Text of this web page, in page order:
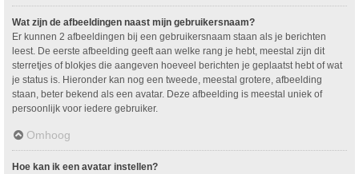
Wat zijn de afbeeldingen naast mijn gebruikersnaam?
Er kunnen 2 afbeeldingen bij een gebruikersnaam staan als je berichten
leest. De eerste afbeelding geeft aan welke rang je hebt, meestal zijn dit
sterretjes of blokjes die aangeven hoeveel berichten je geplaatst hebt of wat
je status is. Hieronder kan nog een tweede, meestal grotere, afbeelding
staan, beter bekend als een avatar. Deze afbeelding is meestal uniek of
persoonlijk voor iedere gebruiker.
Omhoog
Hoe kan ik een avatar instellen?